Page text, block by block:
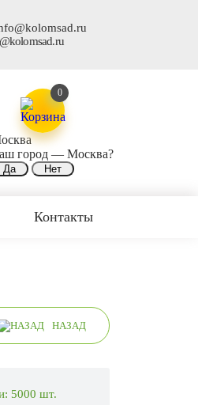
0
город —Москва?
Контакты
НАЗАД
5000 шт.